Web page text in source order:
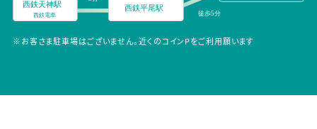
※お客さま駐車場はございません。近くのコインPをご利用願います